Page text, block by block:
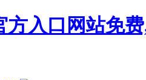
方入口网站免